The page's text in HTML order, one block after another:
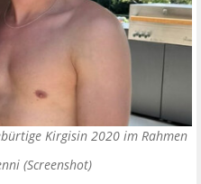
Kirgisin 2020 im Rahmen
(Screenshot)